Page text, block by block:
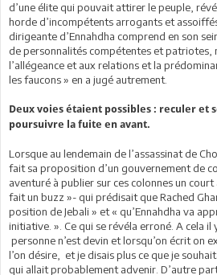
d’une élite qui pouvait attirer le peuple,
horde d’incompétents arrogants et
dirigeante d’Ennahdha comprend en son
de personnalités compétentes et patriotes,
l’allégeance et aux relations et la
les faucons » en a jugé autrement.
Deux voies étaient possibles : reculer et
poursuivre la fuite en avant.
Lorsque au lendemain de l’assassinat de
fait sa proposition d’un gouvernement de
aventuré à publier sur ces colonnes un
fait un buzz »- qui prédisait que Rached
position de Jebali » et « qu’Ennahdha va
initiative. ». Ce qui se révéla erroné. A cela il
personne n’est devin et lorsqu’on écrit on
l’on désire, et je disais plus ce que je
qui allait probablement advenir. D’autre